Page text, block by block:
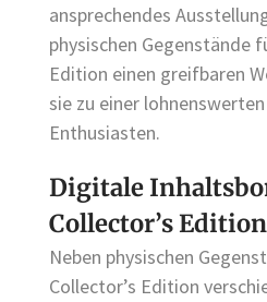
ansprechendes
physischen Gegenstände
Edition einen greifbaren
sie zu einer
Enthusiasten.
Digitale
Collector’s Edition
Neben physischen
Collector’s Edition